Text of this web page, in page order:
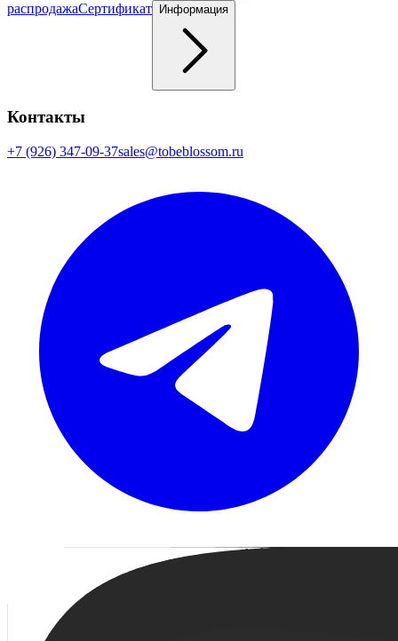
распродажаСертификат Информация
Контакты
+7 (926) 347-09-37sales@tobeblossom.ru